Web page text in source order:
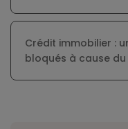
Crédit immobilier :
bloqués à cause du